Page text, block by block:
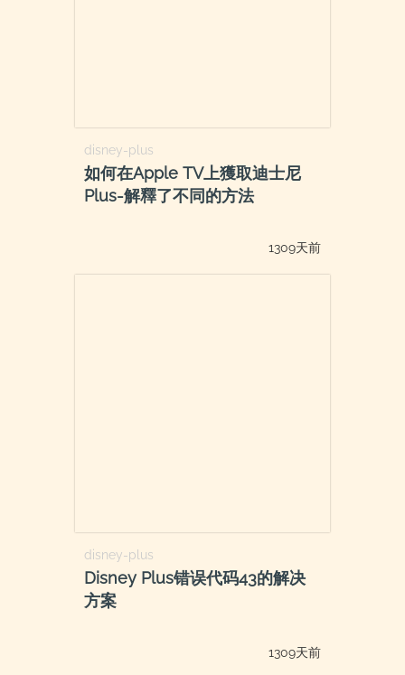
disney-plus
如何在Apple TV上獲取迪士尼
Plus-解釋了不同的方法
1309天前
disney-plus
Disney Plus错误代码43的解决
方案
1309天前